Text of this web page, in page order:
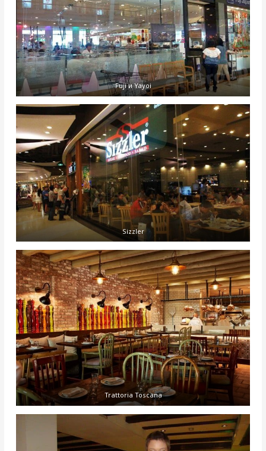
Fuji и Yayoi
Sizzler
Trattoria Toscana